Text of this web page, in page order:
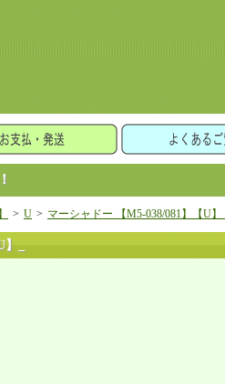
> U > マーシャドー 【M5-038/081】【U】_
_